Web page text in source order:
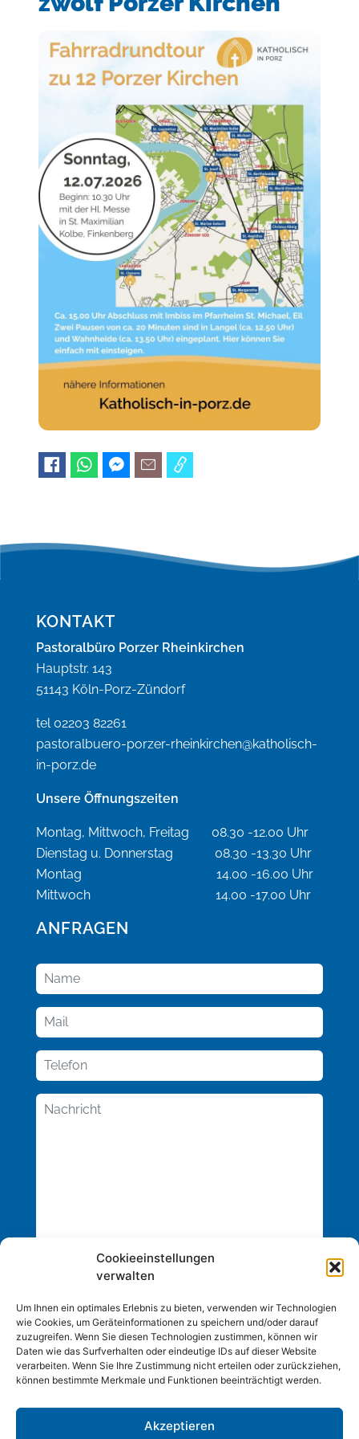
Cookieeinstellungen
verwalten
Um Ihnen ein optimales Erlebnis zu bieten, verwenden wir Technologien
wie Cookies, um Geräteinformationen zu speichern und/oder darauf
zuzugreifen. Wenn Sie diesen Technologien zustimmen, können wir
Daten wie das Surfverhalten oder eindeutige IDs auf dieser Website
verarbeiten. Wenn Sie Ihre Zustimmung nicht erteilen oder zurückziehen,
können bestimmte Merkmale und Funktionen beeinträchtigt werden.
Akzeptieren
KONTAKT
Pastoralbüro Porzer Rheinkirchen
Hauptstr. 143
51143 Köln-Porz-Zündorf
tel 02203 82261
pastoralbuero-porzer-rheinkirchen@katholisch-
in-porz.de
Unsere Öffnungszeiten
Montag, Mittwoch, Freitag 08.30 -12.00 Uhr
Dienstag u. Donnerstag 08.30 -13.30 Uhr
Montag 14.00 -16.00 Uhr
Mittwoch 14.00 -17.00 Uhr
ANFRAGEN
Copyright © 2026 Inc. Alle Rechte vorbehalten.